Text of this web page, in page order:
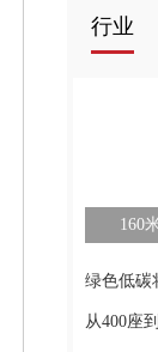
行业
160
从400座